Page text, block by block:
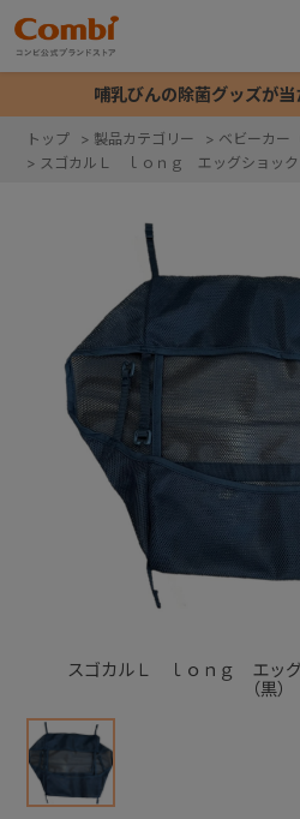
哺乳びんの除菌グッズが
トップ > 製品カテゴリー > ベビーカー
> スゴカルＬ ｌｏｎｇ エッグショッ
スゴカルＬ ｌｏｎｇ エッ
（黒）